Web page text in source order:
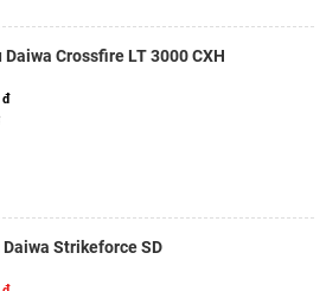
Daiwa Crossfire LT 3000 CXH
đ
Daiwa Strikeforce SD